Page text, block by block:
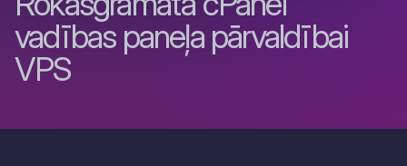
vadības paneļa pārvaldībai
VPS